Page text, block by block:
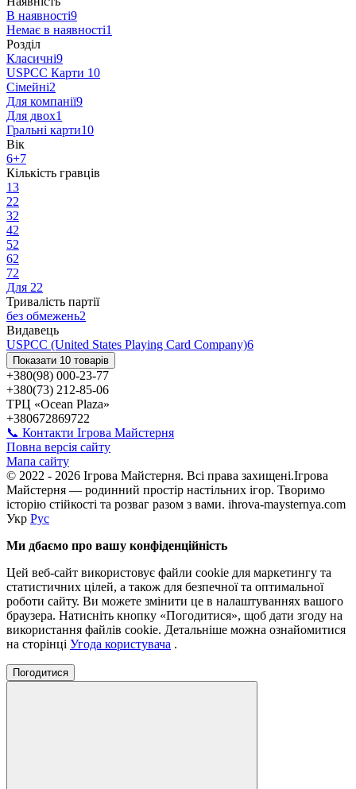
В наявності9
Немає в наявності1
Розділ
Класичні9
USPCC Карти 10
Сімейні2
Для компанії9
Для двох1
Гральні карти10
Вік
6+7
Кількість гравців
13
22
32
42
52
62
72
Для 22
Тривалість партії
без обмежень2
Видавець
USPCC (United States Playing Card Company)6
Показати 10 товарів
+380(98) 000-23-77
+380(73) 212-85-06
ТРЦ «Ocean Plaza»
+380672869722
📞 Контакти Ігрова Майстерня
Повна версія сайту
Мапа сайту
© 2022 - 2026 Ігрова Майстерня. Всі права захищені.Ігрова
Майстерня — родинний простір настільних ігор. Творимо
історію стійкості та розваг разом з вами. ihrova-maysternya.com
Укр Рус
Ми дбаємо про вашу конфіденційність
Цей веб-сайт використовує файли cookie для маркетингу та
статистичних цілей, а також для безпечної та оптимальної
роботи сайту. Ви можете змінити це в налаштуваннях вашого
браузера. Натисніть кнопку «Погодитися», щоб дати згоду на
використання файлів cookie. Детальніше можна ознайомитися
на сторінці Угода користувача .
Погодитися